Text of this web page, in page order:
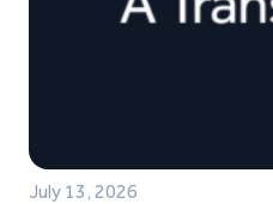
July 13, 2026